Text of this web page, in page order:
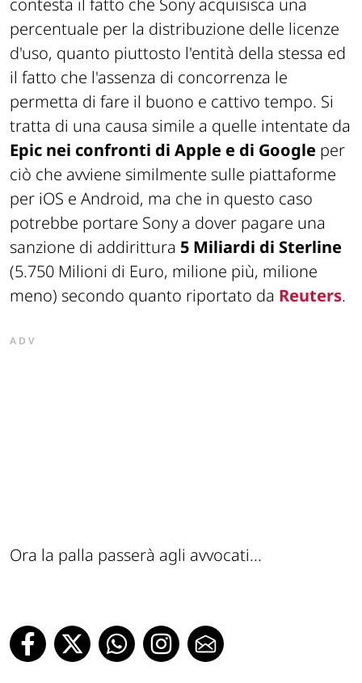
percentuale per la distribuzione delle licenze
d'uso, quanto piuttosto l'entità della stessa ed
il fatto che l'assenza di concorrenza le
permetta di fare il buono e cattivo tempo. Si
tratta di una causa simile a quelle intentate da
Epic nei confronti di Apple e di Google per
ciò che avviene similmente sulle piattaforme
per iOS e Android, ma che in questo caso
potrebbe portare Sony a dover pagare una
sanzione di addirittura 5 Miliardi di Sterline
(5.750 Milioni di Euro, milione più, milione
meno) secondo quanto riportato da Reuters.
ADV
Ora la palla passerà agli avvocati...